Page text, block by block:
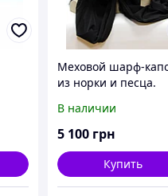
Меховой шарф-
из норки и песца.
В наличии
5 100 грн
Купить